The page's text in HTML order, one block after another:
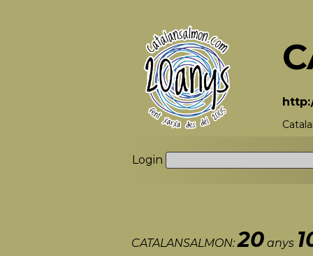
Login
CATALANSALMON:20anys